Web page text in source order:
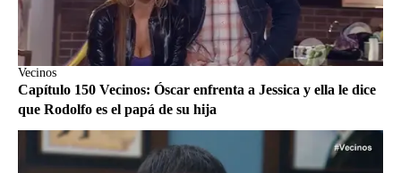
Vecinos
Capítulo 150 Vecinos: Óscar enfrenta a Jessica y ella le dice
que Rodolfo es el papá de su hija